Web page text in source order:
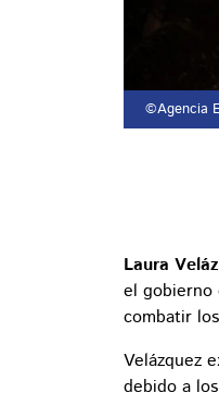
©Agencia
Laura
el gobierno
combatir
Velázquez
debido a los